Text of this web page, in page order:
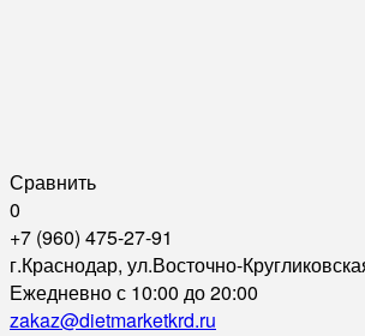
Сравнить
0
+7 (960) 475-27-91
г.Краснодар, ул.Восточно-
Ежедневно с 10:00 до 20:00
zakaz@dietmarketkrd.ru